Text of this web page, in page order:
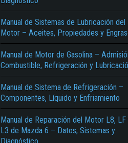
Manual de Sistemas de Lubricación del
Motor – Aceites, Propiedades y
Manual de Motor de Gasolina –
Combustible, Refrigeración y
Manual de Sistema de Refrigeración –
Componentes, Líquido y Enfriamiento
Manual de Reparación del Motor L8, LF
L3 de Mazda 6 – Datos, Sistemas y